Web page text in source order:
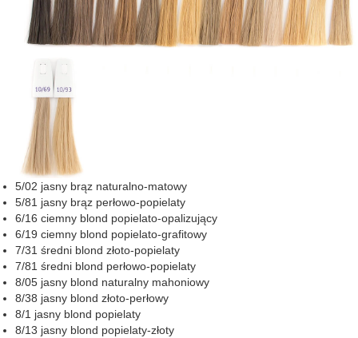
5/02 jasny brąz naturalno-matowy
5/81 jasny brąz perłowo-popielaty
6/16 ciemny blond popielato-opalizujący
6/19 ciemny blond popielato-grafitowy
7/31 średni blond złoto-popielaty
7/81 średni blond perłowo-popielaty
8/05 jasny blond naturalny mahoniowy
8/38 jasny blond złoto-perłowy
8/1 jasny blond popielaty
8/13 jasny blond popielaty-złoty